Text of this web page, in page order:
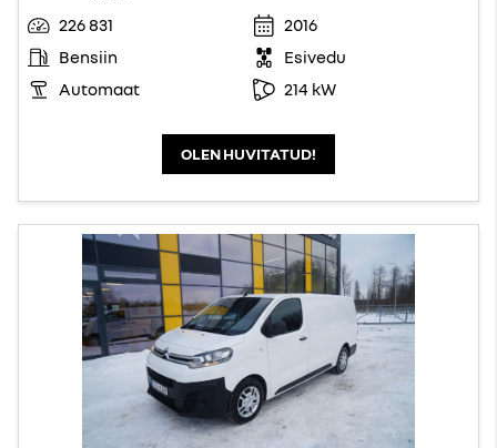
226 831
2016
Bensiin
Esivedu
Automaat
214 kW
OLEN HUVITATUD!